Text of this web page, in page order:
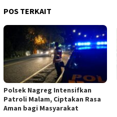
POS TERKAIT
Polsek Nagreg Intensifkan
Patroli Malam, Ciptakan Rasa
Aman bagi Masyarakat